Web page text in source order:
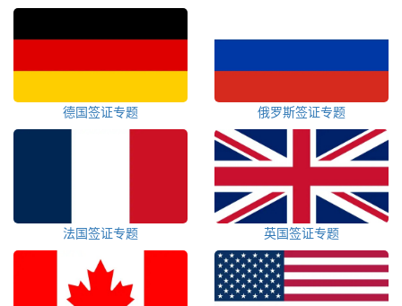
德国签证专题 俄罗斯签证专题
法国签证专题 英国签证专题